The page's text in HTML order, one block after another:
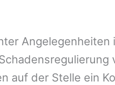
Angelegenheiten
auf der Stelle ein